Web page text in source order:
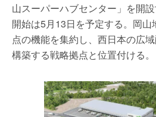
山スーパーハブセンター」を開
開始は5月13日を予定する。岡
点の機能を集約し、西日本の広
構築する戦略拠点と位置付ける。